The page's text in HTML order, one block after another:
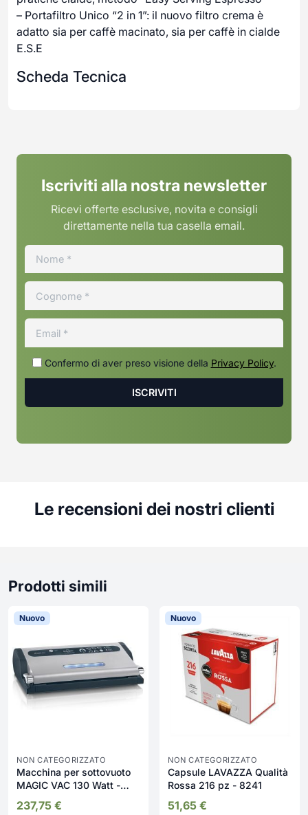
– Portafiltro Unico “2 in 1”: il nuovo filtro crema è
adatto sia per caffè macinato, sia per caffè in cialde
E.S.E
Scheda Tecnica
Iscriviti alla nostra newsletter
Ricevi offerte esclusive, novita e consigli
direttamente nella tua casella email.
Confermo di aver preso visione della Privacy Policy.
Le recensioni dei nostri clienti
Prodotti simili
Nuovo
NON CATEGORIZZATO
Macchina per sottovuoto
MAGIC VAC 130 Watt -
237,75 €
Nuovo
NON CATEGORIZZATO
Capsule LAVAZZA Qualità
Rossa 216 pz - 8241
51,65 €